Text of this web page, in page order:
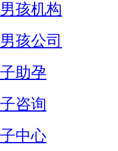
孩机构
孩公司
助孕
咨询
中心